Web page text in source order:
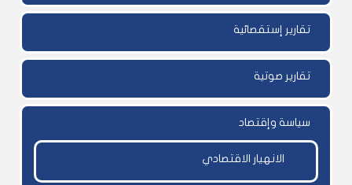
تقارير إستقصائية
تقارير صوتية
سياسة وإقتصاد
الانهيار الاقتصادي